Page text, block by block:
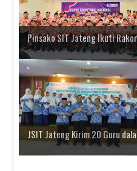
Pinsako SIT Jateng Ikuti
JSIT Jateng Kirim 20 Guru